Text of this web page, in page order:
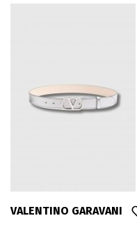
VALENTINO GARAVANI